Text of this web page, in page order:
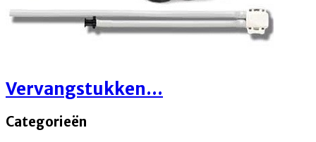
Vervangstukken...
Categorieën